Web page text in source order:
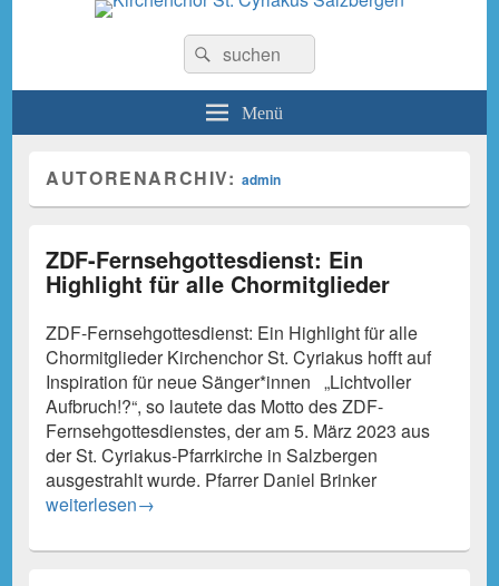
Kirchenchor St. Cyriakus
Salzbergen
Suchen
nach:
Suchen
Menü
AUTORENARCHIV:admin
ZDF-Fernsehgottesdienst: Ein
Highlight für alle Chormitglieder
ZDF-Fernsehgottesdienst: Ein Highlight für alle
Chormitglieder Kirchenchor St. Cyriakus hofft auf
Inspiration für neue Sänger*innen „Lichtvoller
Aufbruch!?“, so lautete das Motto des ZDF-
Fernsehgottesdienstes, der am 5. März 2023 aus
der St. Cyriakus-Pfarrkirche in Salzbergen
ausgestrahlt wurde. Pfarrer Daniel Brinker
ZDF-Fernsehgottesdienst: Ein Highlight für alle
weiterlesen→